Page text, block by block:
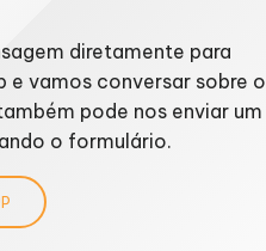
diretamente para
e vamos conversar sobre o
pode nos enviar um
o formulário.